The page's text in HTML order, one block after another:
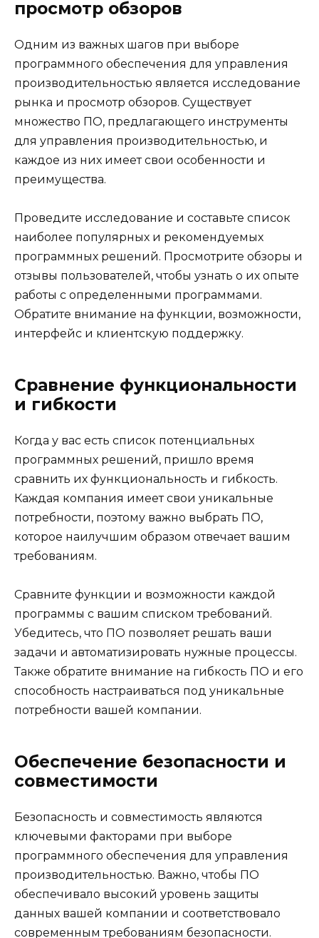
просмотр обзоров
Одним из важных шагов при выборе
программного обеспечения для управления
производительностью является исследование
рынка и просмотр обзоров. Существует
множество ПО, предлагающего инструменты
для управления производительностью, и
каждое из них имеет свои особенности и
преимущества.
Проведите исследование и составьте список
наиболее популярных и рекомендуемых
программных решений. Просмотрите обзоры и
отзывы пользователей, чтобы узнать о их опыте
работы с определенными программами.
Обратите внимание на функции, возможности,
интерфейс и клиентскую поддержку.
Сравнение функциональности
и гибкости
Когда у вас есть список потенциальных
программных решений, пришло время
сравнить их функциональность и гибкость.
Каждая компания имеет свои уникальные
потребности, поэтому важно выбрать ПО,
которое наилучшим образом отвечает вашим
требованиям.
Сравните функции и возможности каждой
программы с вашим списком требований.
Убедитесь, что ПО позволяет решать ваши
задачи и автоматизировать нужные процессы.
Также обратите внимание на гибкость ПО и его
способность настраиваться под уникальные
потребности вашей компании.
Обеспечение безопасности и
совместимости
Безопасность и совместимость являются
ключевыми факторами при выборе
программного обеспечения для управления
производительностью. Важно, чтобы ПО
обеспечивало высокий уровень защиты
данных вашей компании и соответствовало
современным требованиям безопасности.